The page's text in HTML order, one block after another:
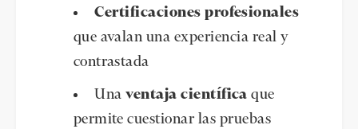
Certificaciones profesionales
que avalan una experiencia real y
contrastada
Unaventaja científica que
permite cuestionar las pruebas